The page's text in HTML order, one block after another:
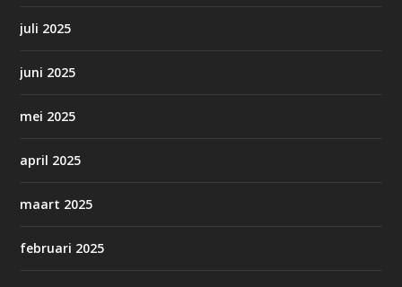
juli 2025
juni 2025
mei 2025
april 2025
maart 2025
februari 2025